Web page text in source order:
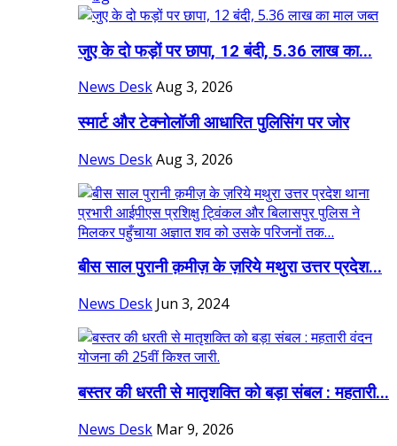
जुए के दो फड़ों पर छापा, 12 बंदी, 5.36 लाख का...
News DeskAug 3, 2026
स्मार्ट और टेक्नोलॉजी आधारित पुलिसिंग पर जोर
News DeskAug 3, 2026
बीस साल पुरानी क़मीज़ के ज़रिये मथुरा उत्तर प्रदेश...
News Desk Jun 3, 2024
बस्तर की धरती से मातृशक्ति को बड़ा संबल : महतारी...
News Desk Mar 9, 2026